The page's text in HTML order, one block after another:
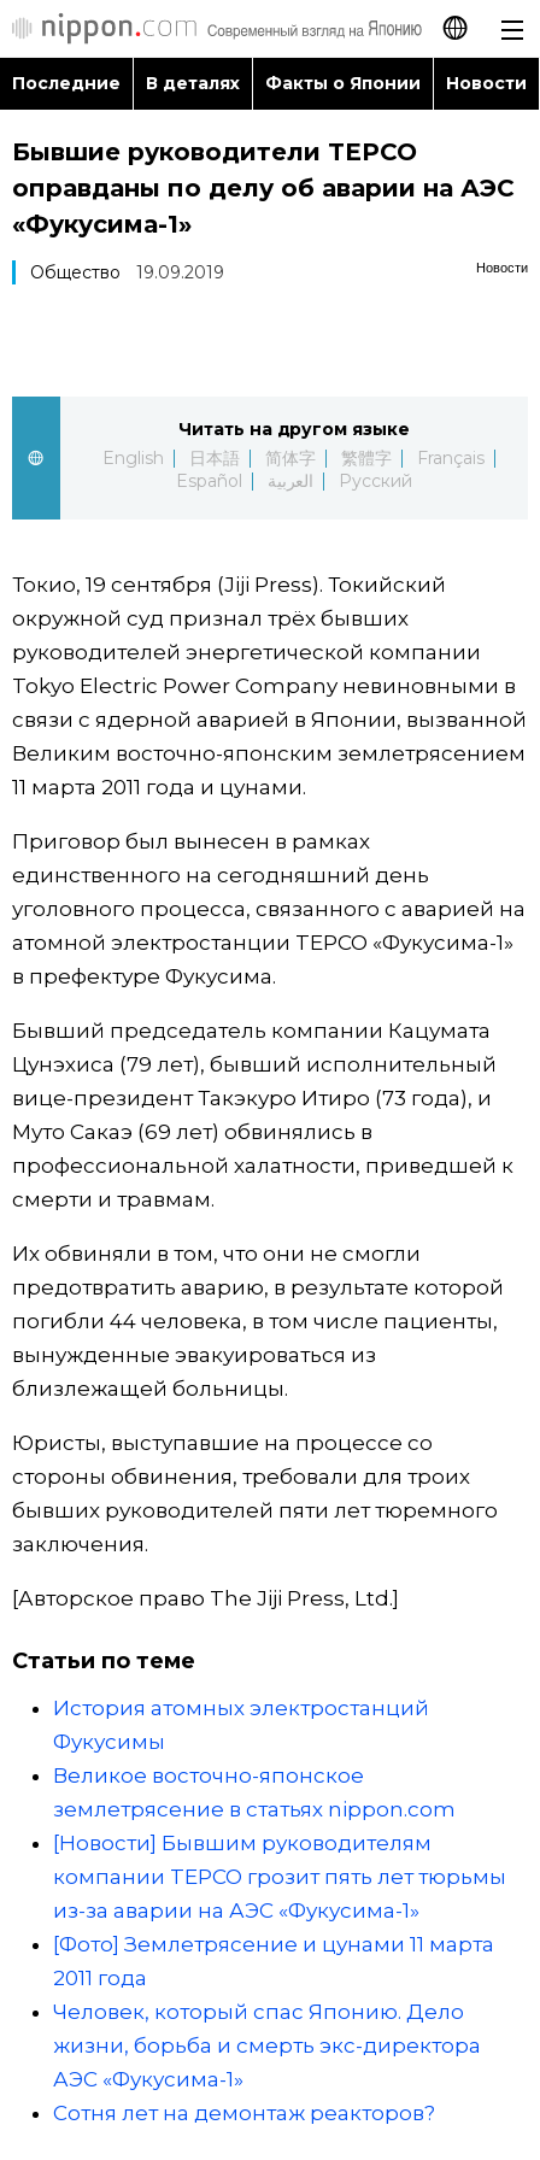
日本語
English
العربية
Последние
Фото/Видео
Разделы
Люди
Блог
Политика
Экономика
Общество
Культура
Жизнь
Технологии
Токио
От редакции
Популярные статьи
Японский язык
Японский калейдоскоп
Семья
Еда и напитки
official SNS
Последние В деталях Факты о Японии Новости
Бывшие руководители TEPCO
оправданы по делу об аварии на АЭС
«Фукусима-1»
Новости
Общество 19.09.2019
Читать на другом языке
English
日本語 简体字 繁體字
Français
Español
العربية Русский
Токио, 19 сентября (Jiji Press). Токийский
окружной суд признал трёх бывших
руководителей энергетической компании
Tokyo Electric Power Company невиновными в
связи с ядерной аварией в Японии, вызванной
Великим восточно-японским землетрясением
11 марта 2011 года и цунами.
Приговор был вынесен в рамках
единственного на сегодняшний день
уголовного процесса, связанного с аварией на
атомной электростанции TEPCO «Фукусима-1»
в префектуре Фукусима.
Бывший председатель компании Кацумата
Цунэхиса (79 лет), бывший исполнительный
вице-президент Такэкуро Итиро (73 года), и
Муто Сакаэ (69 лет) обвинялись в
профессиональной халатности, приведшей к
смерти и травмам.
Их обвиняли в том, что они не смогли
предотвратить аварию, в результате которой
погибли 44 человека, в том числе пациенты,
вынужденные эвакуироваться из
близлежащей больницы.
Юристы, выступавшие на процессе со
стороны обвинения, требовали для троих
бывших руководителей пяти лет тюремного
заключения.
[Авторское право The Jiji Press, Ltd.]
Статьи по теме
История атомных электростанций
Фукусимы
Великое восточно-японское
землетрясение в статьях nippon.com
[Новости] Бывшим руководителям
компании TEPCO грозит пять лет тюрьмы
из-за аварии на АЭС «Фукусима-1»
[Фото] Землетрясение и цунами 11 марта
2011 года
Человек, который спас Японию. Дело
жизни, борьба и смерть экс-директора
АЭС «Фукусима-1»
Сотня лет на демонтаж реакторов?